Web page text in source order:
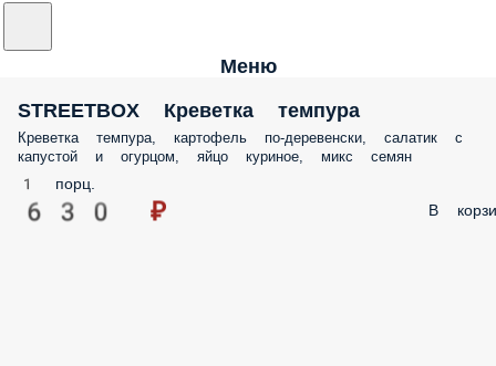
Меню
STREETBOX Креветка темпура
Креветка темпура, картофель по-деревенски, салатик с
капустой и огурцом, яйцо куриное, микс семян
1 порц.
630 ₽ В